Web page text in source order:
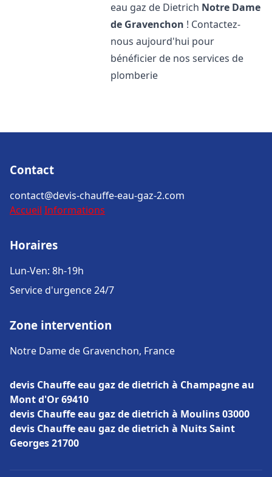
eau gaz de Dietrich Notre Dame
de Gravenchon ! Contactez-
nous aujourd'hui pour
bénéficier de nos services de
plomberie
Contact
contact@devis-chauffe-eau-gaz-2.com
Accueil Informations
Horaires
Lun-Ven: 8h-19h
Service d'urgence 24/7
Zone intervention
Notre Dame de Gravenchon, France
devis Chauffe eau gaz de dietrich à Champagne au
Mont d'Or 69410
devis Chauffe eau gaz de dietrich à Moulins 03000
devis Chauffe eau gaz de dietrich à Nuits Saint
Georges 21700